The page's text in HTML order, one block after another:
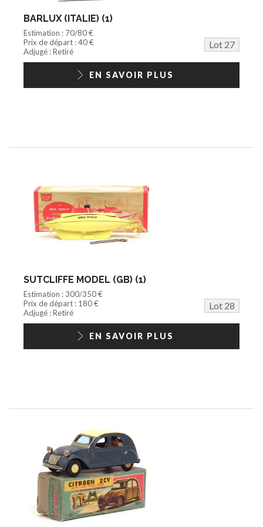
BARLUX (ITALIE) (1)
Estimation : 70/80 €
Prix de départ : 40 €
Lot 27
Adjugé : Retiré
EN SAVOIR PLUS
SUTCLIFFE MODEL (GB) (1)
Estimation : 300/350 €
Prix de départ : 180 €
Lot 28
Adjugé : Retiré
EN SAVOIR PLUS